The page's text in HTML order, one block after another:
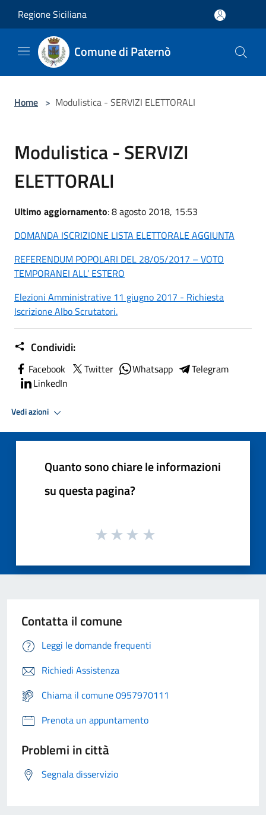
Regione Siciliana
Comune di Paternò
Home > Modulistica - SERVIZI ELETTORALI
Modulistica - SERVIZI
ELETTORALI
Ultimo aggiornamento: 8 agosto 2018, 15:53
DOMANDA ISCRIZIONE LISTA ELETTORALE AGGIUNTA
REFERENDUM POPOLARI DEL 28/05/2017 – VOTO
TEMPORANEI ALL’ ESTERO
Elezioni Amministrative 11 giugno 2017 - Richiesta
Iscrizione Albo Scrutatori.
Condividi:
Facebook Twitter Whatsapp
Telegram
LinkedIn
Vedi azioni
Quanto sono chiare le informazioni
su questa pagina?
Contatta il comune
Leggi le domande frequenti
Richiedi Assistenza
Chiama il comune 0957970111
Prenota un appuntamento
Problemi in città
Segnala disservizio